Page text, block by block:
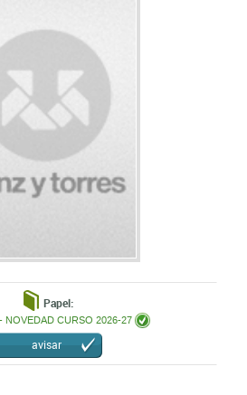
NOVEDAD CURSO 2026-27
avisar